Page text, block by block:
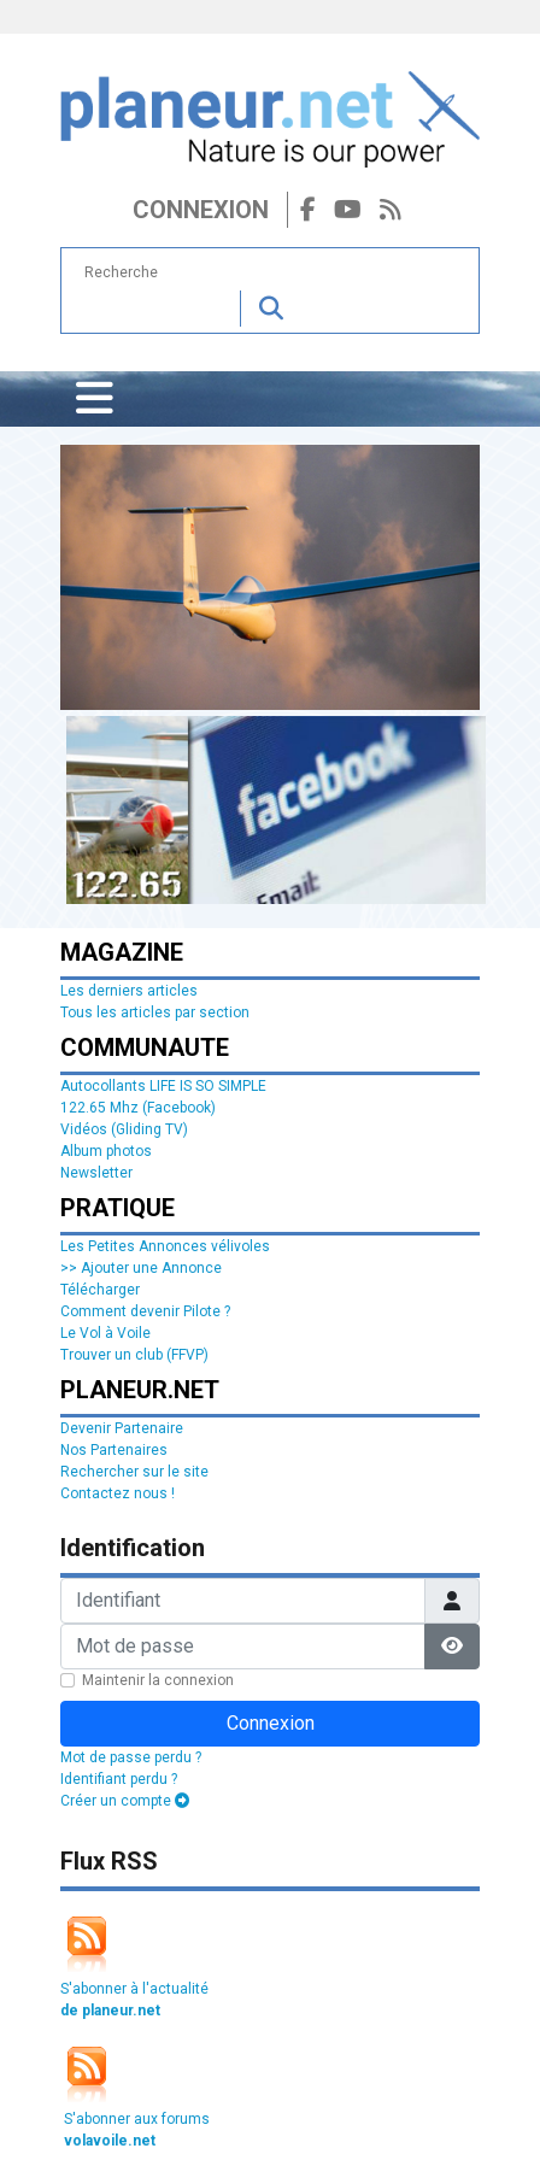
CONNEXION
MAGAZINE
Les derniers articles
Tous les articles par section
COMMUNAUTE
Autocollants LIFE IS SO SIMPLE
122.65 Mhz (Facebook)
Vidéos (Gliding TV)
Album photos
Newsletter
PRATIQUE
Les Petites Annonces vélivoles
>> Ajouter une Annonce
Télécharger
Comment devenir Pilote ?
Le Vol à Voile
Trouver un club (FFVP)
PLANEUR.NET
Devenir Partenaire
Nos Partenaires
Rechercher sur le site
Contactez nous !
Identification
Identifiant
Mot de passe
Afficher
Maintenir la connexion
Connexion
Mot de passe perdu ?
Identifiant perdu ?
Créer un compte
Flux RSS
S'abonner à l'actualité
de planeur.net
S'abonner aux forums
volavoile.net